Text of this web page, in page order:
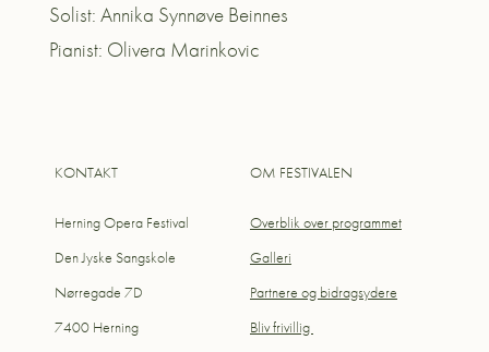
Solist: Annika Synnøve Beinnes
Pianist: Olivera Marinkovic
KONTAKT
Herning Opera Festival
Den Jyske Sangskole
Nørregade 7D
7400 Herning
OM FESTIVALEN
Overblik over programmet
Galleri
Partnere og bidragsydere
Bliv frivillig